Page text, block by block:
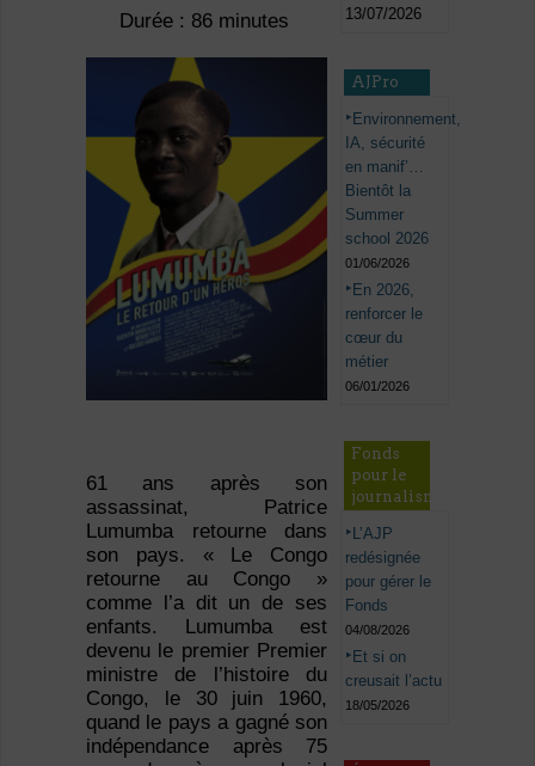
Durée : 86 minutes
61 ans après son
assassinat, Patrice
Lumumba retourne dans
son pays. « Le Congo
retourne au Congo »
comme l’a dit un de ses
enfants. Lumumba est
devenu le premier Premier
ministre de l’histoire du
Congo, le 30 juin 1960,
quand le pays a gagné son
indépendance après 75
13/07/2026
AJPro
Environnement,
IA, sécurité
en manif’…
Bientôt la
Summer
school 2026
01/06/2026
En 2026,
renforcer le
cœur du
métier
06/01/2026
Fonds
pour le
journalisme
L’AJP
redésignée
pour gérer le
Fonds
04/08/2026
Et si on
creusait l’actu
18/05/2026